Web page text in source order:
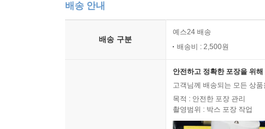
배송 안내
배송 구분
예스24 배송
배송비 : 2,500원
안전하고 정확한 포장을 위
고객님께 배송되는 모든 상
목적 : 안전한 포장 관리
촬영범위 : 박스 포장 작업